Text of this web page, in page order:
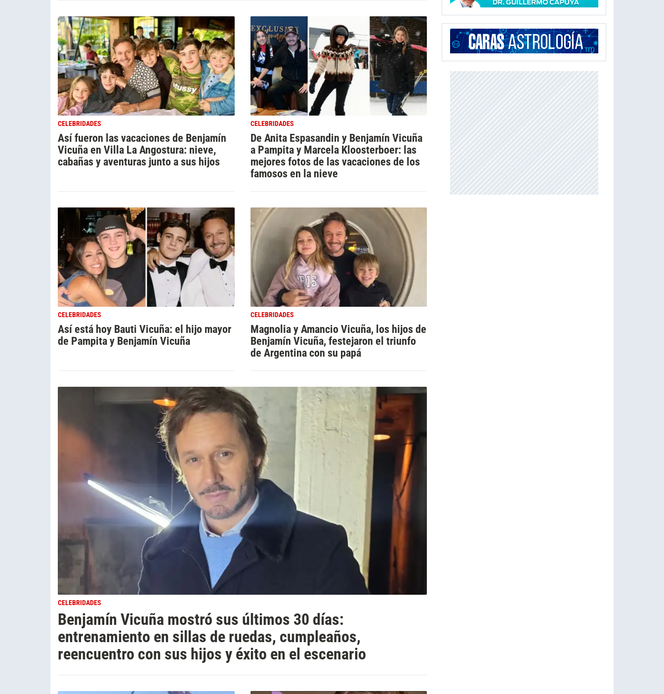
CELEBRIDADES
Así fueron las vacaciones de Benjamín
Vicuña en Villa La Angostura: nieve,
cabañas y aventuras junto a sus hijos
CELEBRIDADES
De Anita Espasandin y Benjamín Vicuña
a Pampita y Marcela Kloosterboer: las
mejores fotos de las vacaciones de los
famosos en la nieve
CELEBRIDADES
Así está hoy Bauti Vicuña: el hijo mayor
de Pampita y Benjamín Vicuña
CELEBRIDADES
Magnolia y Amancio Vicuña, los hijos de
Benjamín Vicuña, festejaron el triunfo
de Argentina con su papá
CELEBRIDADES
Benjamín Vicuña mostró sus últimos 30 días:
entrenamiento en sillas de ruedas, cumpleaños,
reencuentro con sus hijos y éxito en el escenario